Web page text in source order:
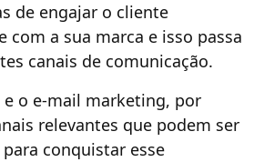
de engajar o cliente
com a sua marca e isso passa
canais de comunicação.
e o e-mail marketing, por
relevantes que podem ser
conquistar esse